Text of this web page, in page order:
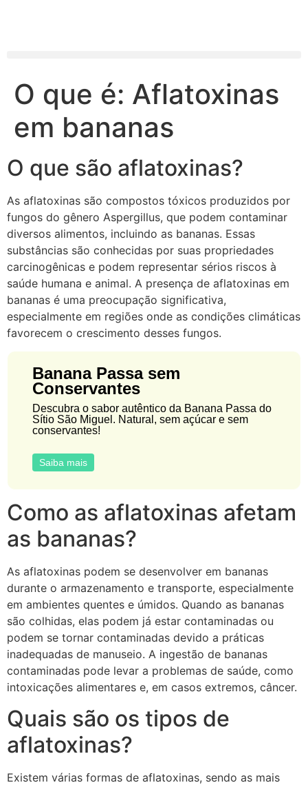
O que é: Aflatoxinas
em bananas
O que são aflatoxinas?
As aflatoxinas são compostos tóxicos produzidos por
fungos do gênero Aspergillus, que podem contaminar
diversos alimentos, incluindo as bananas. Essas
substâncias são conhecidas por suas propriedades
carcinogênicas e podem representar sérios riscos à
saúde humana e animal. A presença de aflatoxinas em
bananas é uma preocupação significativa,
especialmente em regiões onde as condições climáticas
favorecem o crescimento desses fungos.
Banana Passa sem
Conservantes
Descubra o sabor autêntico da Banana Passa do
Sítio São Miguel. Natural, sem açúcar e sem
conservantes!
Saiba mais
Como as aflatoxinas afetam
as bananas?
As aflatoxinas podem se desenvolver em bananas
durante o armazenamento e transporte, especialmente
em ambientes quentes e úmidos. Quando as bananas
são colhidas, elas podem já estar contaminadas ou
podem se tornar contaminadas devido a práticas
inadequadas de manuseio. A ingestão de bananas
contaminadas pode levar a problemas de saúde, como
intoxicações alimentares e, em casos extremos, câncer.
Quais são os tipos de
aflatoxinas?
Existem várias formas de aflatoxinas, sendo as mais